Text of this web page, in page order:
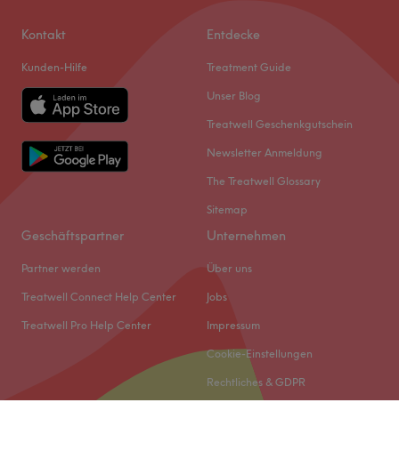
Kontakt
Kunden-Hilfe
Entdecke
Treatment Guide
Unser Blog
Treatwell Geschenkgutschein
Newsletter Anmeldung
The Treatwell Glossary
Sitemap
Geschäftspartner
Partner werden
Treatwell Connect Help Center
Treatwell Pro Help Center
Unternehmen
Über uns
Jobs
Impressum
Cookie-Einstellungen
Rechtliches & GDPR